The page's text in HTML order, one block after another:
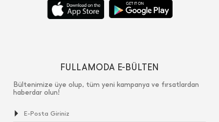
FULLAMODA E-BÜLTEN
Bültenimize üye olup, tüm yeni kampanya ve fırsatlardan
haberdar olun!